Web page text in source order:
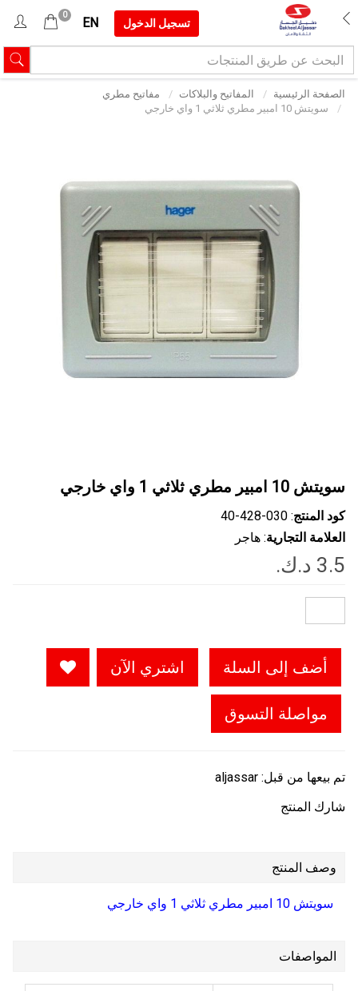
تسجيل الدخول EN
0
الصفحة الرئيسية المفاتيح والبلاكات
مفاتيح مطري
سويتش 10 امبير مطري ثلاثي 1 واي خارجي
سويتش 10 امبير مطري ثلاثي 1 واي خارجي
كود المنتج: ‎40-428-030
العلامة التجارية: هاجر
أضف إلى السلة اشتري الآن
مواصلة التسوق
تم بيعها من قبل: aljassar
شارك المنتج
وصف المنتج
سويتش 10 امبير مطري ثلاثي 1 واي خارجي
المواصفات